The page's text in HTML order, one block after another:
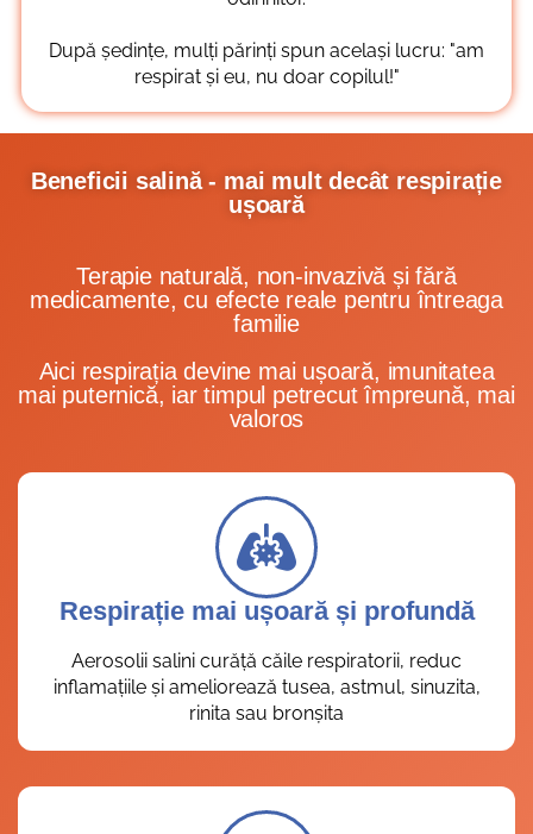
După ședințe, mulți părinți spun același lucru: "am
respirat și eu, nu doar copilul!"
Beneficii salină - mai mult decât respirație
ușoară
Terapie naturală, non-invazivă și fără
medicamente, cu efecte reale pentru întreaga
familie
Aici respirația devine mai ușoară, imunitatea
mai puternică, iar timpul petrecut împreună, mai
valoros
Respirație mai ușoară și profundă
Aerosolii salini curăță căile respiratorii, reduc
inflamațiile și ameliorează tusea, astmul, sinuzita,
rinita sau bronșita